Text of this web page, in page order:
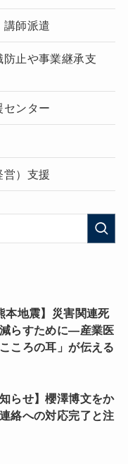
講師派遣
防止や事業継承支
センター
営）支援
本地震】災害関連死
らすために―産業医
ころの耳」が伝える
知らせ】櫻澤博文をか
絡への対応完了と注